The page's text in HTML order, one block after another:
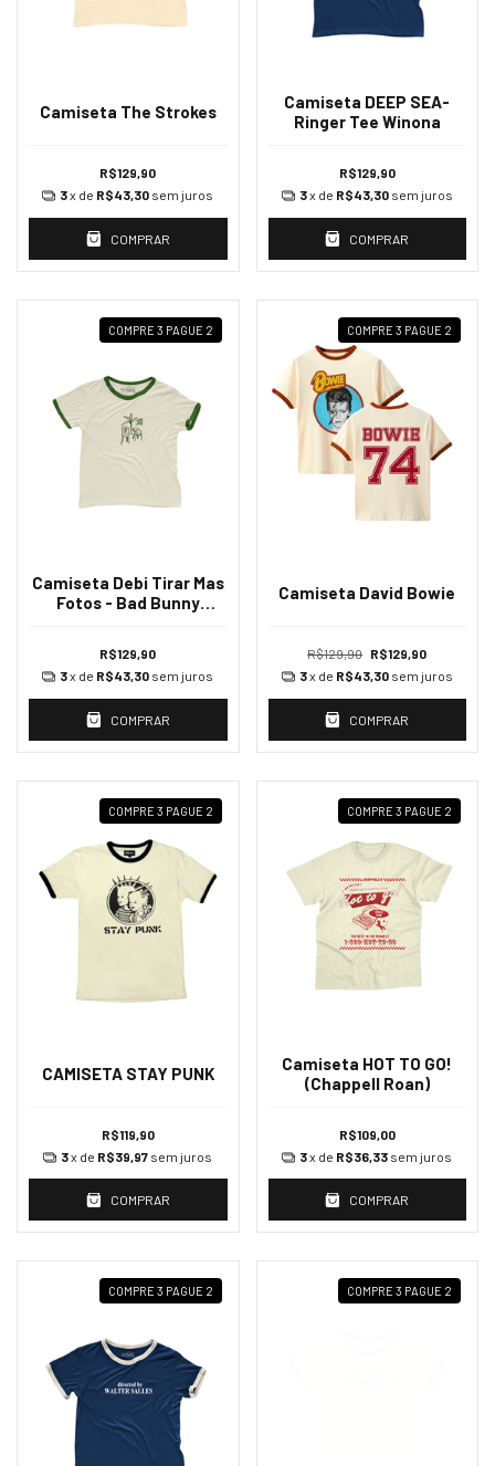
Camiseta The Strokes
R$129,90
3x de R$43,30 sem juros
COMPRAR
Camiseta DEEP SEA-
Ringer Tee Winona
R$129,90
3x de R$43,30 sem juros
COMPRAR
COMPRE 3 PAGUE 2
Camiseta Debi Tirar Mas
Fotos - Bad Bunny
R$129,90
3x de R$43,30 sem juros
COMPRAR
COMPRE 3 PAGUE 2
Camiseta David Bowie
R$129,90 R$129,90
3x de R$43,30 sem juros
COMPRAR
COMPRE 3 PAGUE 2
CAMISETA STAY PUNK
R$119,90
3x de R$39,97 sem juros
COMPRAR
COMPRE 3 PAGUE 2
Camiseta HOT TO GO!
(Chappell Roan)
R$109,00
3x de R$36,33 sem juros
COMPRAR
COMPRE 3 PAGUE 2 COMPRE 3 PAGUE 2